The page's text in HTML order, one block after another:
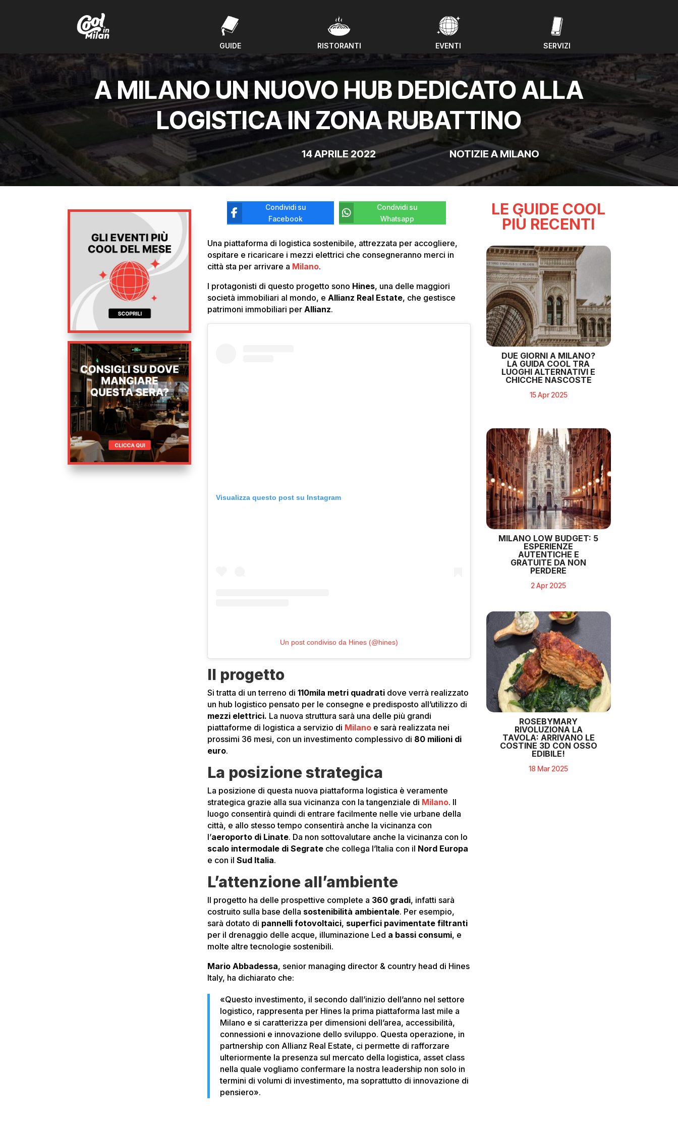
GUIDE RISTORANTI EVENTI SERVIZI
A MILANO UN NUOVO HUB DEDICATO ALLA
LOGISTICA IN ZONA RUBATTINO
14 APRILE 2022 NOTIZIE A MILANO
Condividi su
Facebook
Condividi su
Whatsapp
Una piattaforma di logistica sostenibile, attrezzata per accogliere,
ospitare e ricaricare i mezzi elettrici che consegneranno merci in
città sta per arrivare a Milano.
I protagonisti di questo progetto sono Hines, una delle maggiori
società immobiliari al mondo, eAllianz Real Estate, che gestisce
patrimoni immobiliari perAllianz.
Visualizza questo post su Instagram
Un post condiviso da Hines (@hines)
Il progetto
Si tratta di un terreno di110mila metri quadrati dove verrà realizzato
un hub logistico pensato per le consegne e predisposto all’utilizzo di
mezzi elettrici. La nuova struttura sarà una delle più grandi
piattaforme di logistica a servizio di Milano e sarà realizzata nei
prossimi 36 mesi, con un investimento complessivo di 80 milioni di
euro.
La posizione strategica
La posizione di questa nuova piattaforma logistica è veramente
strategica grazie alla sua vicinanza con la tangenziale di Milano. Il
luogo consentirà quindi di entrare facilmente nelle vie urbane della
città, e allo stesso tempo consentirà anche la vicinanza con
l’aeroporto di Linate. Da non sottovalutare anche la vicinanza con lo
scalo intermodale di Segrate che collega l’Italia con il Nord Europa
e con ilSud Italia.
L’attenzione all’ambiente
Il progetto ha delle prospettive complete a 360 gradi, infatti sarà
costruito sulla base della sostenibilità ambientale. Per esempio,
sarà dotato di pannelli fotovoltaici, superfici pavimentate filtranti
per il drenaggio delle acque, illuminazione Led a bassi consumi, e
molte altre tecnologie sostenibili.
Mario Abbadessa, senior managing director & country head di Hines
Italy, ha dichiarato che:
«Questo investimento, il secondo dall’inizio dell’anno nel settore
logistico, rappresenta per Hines la prima piattaforma last mile a
Milano e si caratterizza per dimensioni dell’area, accessibilità,
connessioni e innovazione dello sviluppo. Questa operazione, in
partnership con Allianz Real Estate, ci permette di rafforzare
ulteriormente la presenza sul mercato della logistica, asset class
nella quale vogliamo confermare la nostra leadership non solo in
termini di volumi di investimento, ma soprattutto di innovazione di
pensiero».
LE GUIDE COOL
PIÙ RECENTI
DUE GIORNI A MILANO?
LA GUIDA COOL TRA
LUOGHI ALTERNATIVI E
CHICCHE NASCOSTE
15 Apr 2025
MILANO LOW BUDGET: 5
ESPERIENZE
AUTENTICHE E
GRATUITE DA NON
PERDERE
2 Apr 2025
ROSEBYMARY
RIVOLUZIONA LA
TAVOLA: ARRIVANO LE
COSTINE 3D CON OSSO
EDIBILE!
18 Mar 2025